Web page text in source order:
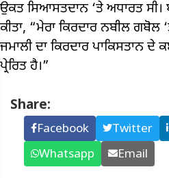
ਉਕਤ ਸਿਆਸਤਦਾਨ ‘ਤੇ ਅਧਾਰਤ
ਕੀਤਾ, “ਮੇਰਾ ਕਿਰਦਾਰ ਨਬੀਲ ਗਬੋਲ
ਜਮਾਲੀ ਦਾ ਕਿਰਦਾਰ ਪਾਕਿਸਤਾਨ
ਪ੍ਰੇਰਿਤ ਹੈ।”
Share:
Facebook Twitter
Whatsapp
Email